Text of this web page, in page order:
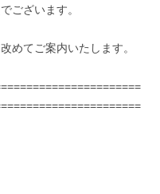
ございます。
めてご案内いたします。